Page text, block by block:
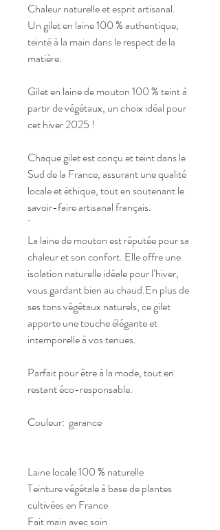
Chaleur naturelle et esprit artisanal.
Un gilet en laine 100 % authentique,
teinté à la main dans le respect de la
matière.
Gilet en laine de mouton 100 % teint à
partir de végétaux, un choix idéal pour
cet hiver 2025 !
Chaque gilet est conçu et teint dans le
Sud de la France, assurant une qualité
locale et éthique, tout en soutenant le
savoir-faire artisanal français.
`
La laine de mouton est réputée pour sa
chaleur et son confort. Elle offre une
isolation naturelle idéale pour l’hiver,
vous gardant bien au chaud.En plus de
ses tons végétaux naturels, ce gilet
apporte une touche élégante et
intemporelle à vos tenues.
Parfait pour être à la mode, tout en
restant éco-responsable.
Couleur: garance
Laine locale 100 % naturelle
Teinture végétale à base de plantes
cultivées en France
Fait main avec soin